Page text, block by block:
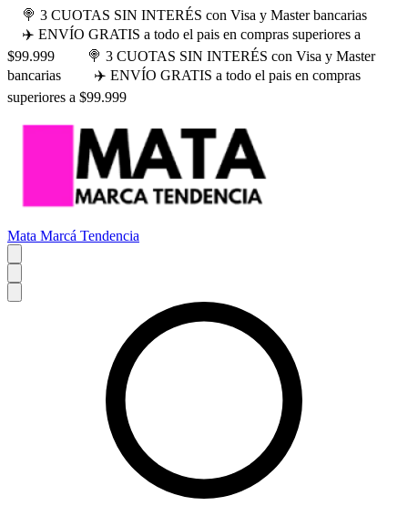
🍭 3 CUOTAS SIN INTERÉS con Visa y Master bancarias
✈️ ENVÍO GRATIS a todo el pais en compras superiores a
$99.999
🍭 3 CUOTAS SIN INTERÉS con Visa y Master
bancarias
✈️ ENVÍO GRATIS a todo el pais en compras
superiores a $99.999
Mata Marcá Tendencia